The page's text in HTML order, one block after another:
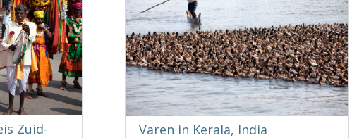
Zuid- Varen in Kerala, India